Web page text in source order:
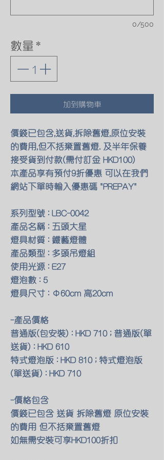
0/500
數量 *
加到購物車
價錢已包含,送貨,拆除舊燈,原位安裝
的費用,但不括棄置舊燈. 及半年保養
接受貨到付款(需付訂金 HKD100)
本產品享有預付9折優惠 可以在我們
網站下單時輸入優惠碼 "PREPAY"
系列型號 : LBC-0042
產品名稱 : 五頭大星
燈具材質 : 鐵藝燈體
產品類型 : 多頭吊燈組
使用光源 : E27
燈泡數 : 5
燈具尺寸 : Φ60cm 高20cm
-產品價格
普通版(包安裝) : HKD 710 ; 普通版(單
送貨) : HKD 610
特式燈泡版 : HKD 810 ; 特式燈泡版
(單送貨) : HKD 710
-價格包含
價錢已包含 送貨 拆除舊燈 原位安裝
的費用 但不括棄置舊燈
如無需安裝可享HKD100折扣